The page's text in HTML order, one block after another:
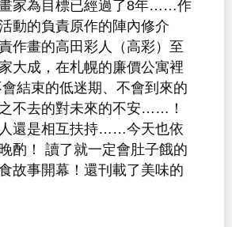
家為目標已經過了8年……作
動的負責原作的陣內修介
作畫的高田彩人（高彩）至
大成，在札幌的廉價公寓裡
結束的低迷期、不會到來的
不去的對未來的不安……！
還是相互扶持……今天也依
酌！ 讀了就一定會肚子餓的
故事開幕！還刊載了美味的